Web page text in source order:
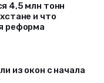
4,5 млн тонн
и что
реформа
из окон c начала